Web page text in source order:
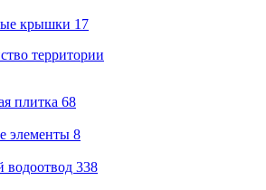
крышки 17
территории
плитка 68
элементы 8
водоотвод 338